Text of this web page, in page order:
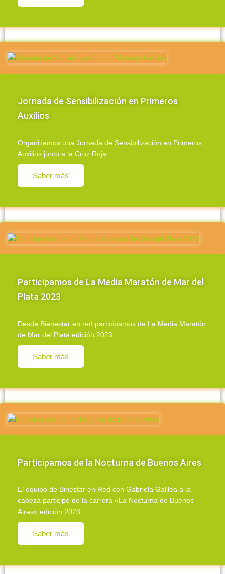
Jornada de Sensibilización en Primeros
Auxilios
Organizamos una Jornada de Sensibilización en Primeros
Auxilios junto a la Cruz Roja
Saber más
Participamos de La Media Maratón de Mar del
Plata 2023
Desde Bienestar en red participamos de La Media Maratón
de Mar del Plata edición 2023.
Saber más
Participamos de la Nocturna de Buenos Aires
El equipo de Binestar en Red con Gabriela Galilea a la
cabeza participó de la carrera «La Nocturna de Buenos
Aires» edición 2023.
Saber más